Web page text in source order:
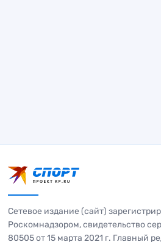
Сетевое издание (сайт)
Роскомнадзором, свидетельство
80505 от 15 марта 2021 г. Главный